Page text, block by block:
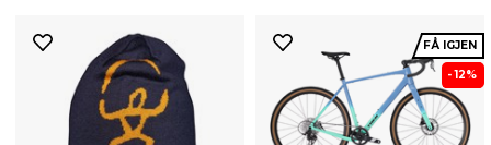
FÅ IGJEN
- 12%